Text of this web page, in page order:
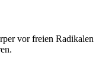
vor freien Radikalen